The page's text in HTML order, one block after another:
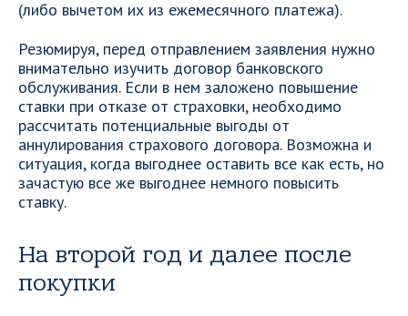
(либо вычетом их из ежемесячного платежа).
Резюмируя, перед отправлением заявления нужно
внимательно изучить договор банковского
обслуживания. Если в нем заложено повышение
ставки при отказе от страховки, необходимо
рассчитать потенциальные выгоды от
аннулирования страхового договора. Возможна и
ситуация, когда выгоднее оставить все как есть, но
зачастую все же выгоднее немного повысить
ставку.
На второй год и далее после
покупки